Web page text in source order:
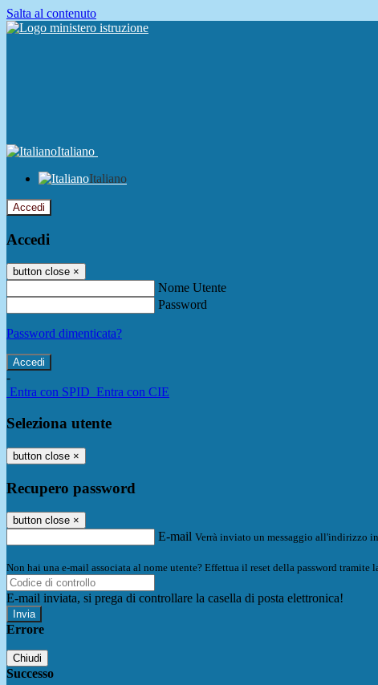
Salta al contenuto
Italiano
Italiano
Accedi
Accedi
button close ×
Nome Utente
Password
Password dimenticata?
-
Entra con SPID Entra con CIE
Seleziona utente
button close ×
Recupero password
button close ×
E-mail Verrà inviato un messaggio all'indirizzo
Non hai una e-mail associata al nome utente? Effettua il reset della password tramite
E-mail inviata, si prega di controllare la casella di posta elettronica!
Errore
Chiudi
Successo